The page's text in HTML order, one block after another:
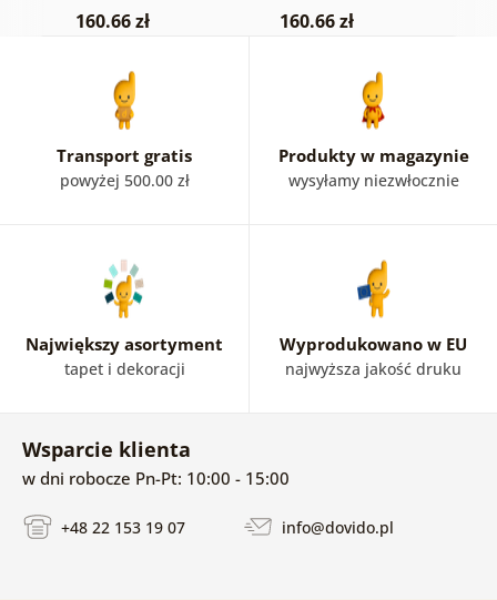
160.66 zł 160.66 zł
Transport gratis
powyżej 500.00 zł
Produkty w magazynie
wysyłamy niezwłocznie
Największy asortyment
tapet i dekoracji
Wyprodukowano w EU
najwyższa jakość druku
Wsparcie klienta
w dni robocze Pn-Pt: 10:00 - 15:00
+48 22 153 19 07 info@dovido.pl